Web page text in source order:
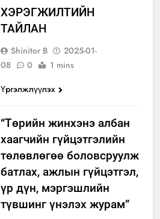
ХЭРЭГЖИЛТИЙН
ТАЙЛАН
Shinitor B
2025-01-
08
0
1 mins
Үргэлжлүүлэх
“Төрийн жинхэнэ албан
хаагчийн гүйцэтгэлийн
төлөвлөгөө боловсруулж
батлах, ажлын гүйцэтгэл,
үр дүн, мэргэшлийн
түвшинг үнэлэх журам”